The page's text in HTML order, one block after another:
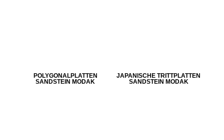
POLYGONALPLATTEN
SANDSTEIN MODAK
JAPANISCHE TRITTPLATTEN
SANDSTEIN MODAK